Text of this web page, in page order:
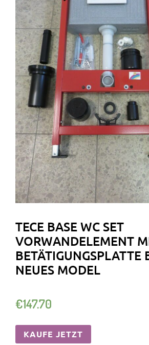
TECE BASE WC SET
VORWANDELEMENT
BETÄTIGUNGSPLATTE
NEUES MODEL
€147.70
KAUFE JETZT